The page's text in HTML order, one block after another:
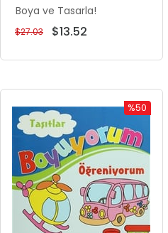
Boya ve Tasarla!
$13.52
$27.03
%50
%50İndirim